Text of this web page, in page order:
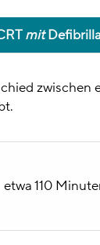
mit
zwischen
etwa 110